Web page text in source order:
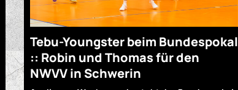
Tebu-Youngster beim Bundespokal
:: Robin und Thomas für den
NWVV in Schwerin